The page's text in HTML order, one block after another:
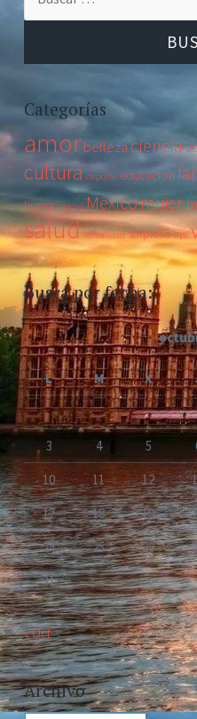
Categorías
amor belleza ciencia
cultura deporte educación
humor madre Mexicomujer
salud sexualidad sorpresa tips
Busca por fecha:
L M X
3
4 5
10
11 12
17
18 19
24
25 26
31
« Oct
Archivo